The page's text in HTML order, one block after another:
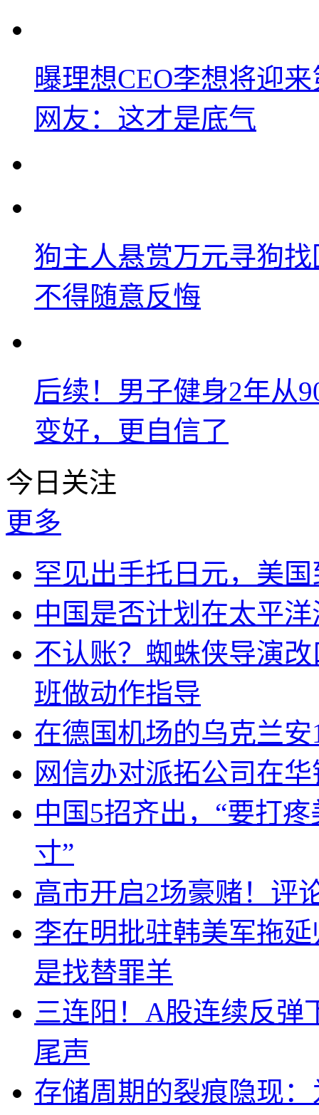
曝理想CEO李想将迎
网友：这才是底气
狗主人悬赏万元寻狗
不得随意反悔
后续！男子健身2年从
变好，更自信了
今日关注
更多
罕见出手托日元，美
中国是否计划在太平
不认账？蜘蛛侠导演
班做动作指导
在德国机场的乌克兰
网信办对派拓公司在
中国5招齐出，“要打
寸”
高市开启2场豪赌！评
李在明批驻韩美军拖
是找替罪羊
三连阳！A股连续反弹
尾声
存储周期的裂痕隐现